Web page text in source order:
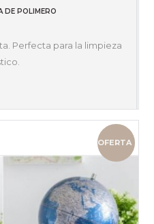
DE POLIMERO
Perfecta para la limpieza
OFERTA